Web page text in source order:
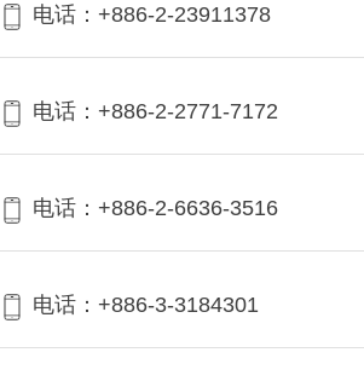
电话：+886-2-23911378
电话：+886-2-2771-7172
电话：+886-2-6636-3516
电话：+886-3-3184301